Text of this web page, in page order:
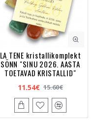
LA TENE kristallikomplekt
SÕNN "SINU 2026. AASTA
TOETAVAD KRISTALLID"
11.54€ 15.60€